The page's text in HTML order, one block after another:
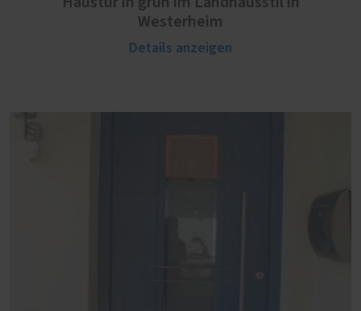
Westerheim
Details anzeigen